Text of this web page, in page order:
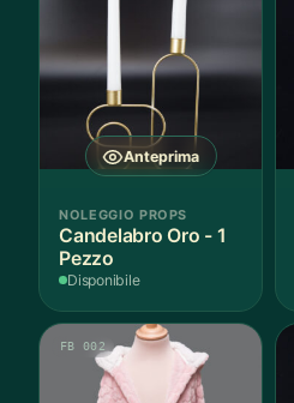
Anteprima
NOLEGGIO PROPS
Candelabro Oro - 1
Pezzo
Disponibile
FB 002